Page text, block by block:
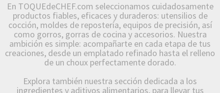
En TOQUEdeCHEF.com seleccionamos cuidadosamente
productos fiables, eficaces y duraderos: utensilios de
cocción, moldes de repostería, equipos de precisión, así
como gorros, gorras de cocina y accesorios. Nuestra
ambición es simple: acompañarte en cada etapa de tus
creaciones, desde un emplatado refinado hasta el relleno
de un choux perfectamente dorado.
Explora también nuestra sección dedicada a los
ingredientes y aditivos alimentarios, para llevar tus